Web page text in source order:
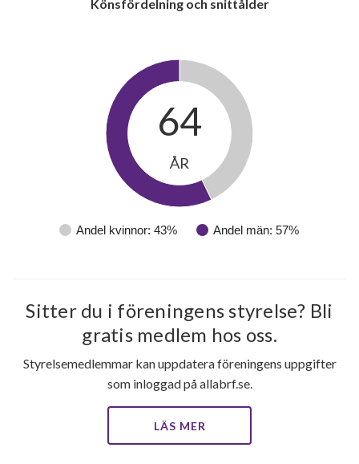
lägenheter
Könsfördelning och snittålder
Andel kvinnor: 43% Andel män: 57%
64
ÅR
Sitter du i föreningens styrelse? Bli
gratis medlem hos oss.
Styrelsemedlemmar kan uppdatera föreningens uppgifter
som inloggad på allabrf.se.
LÄS MER